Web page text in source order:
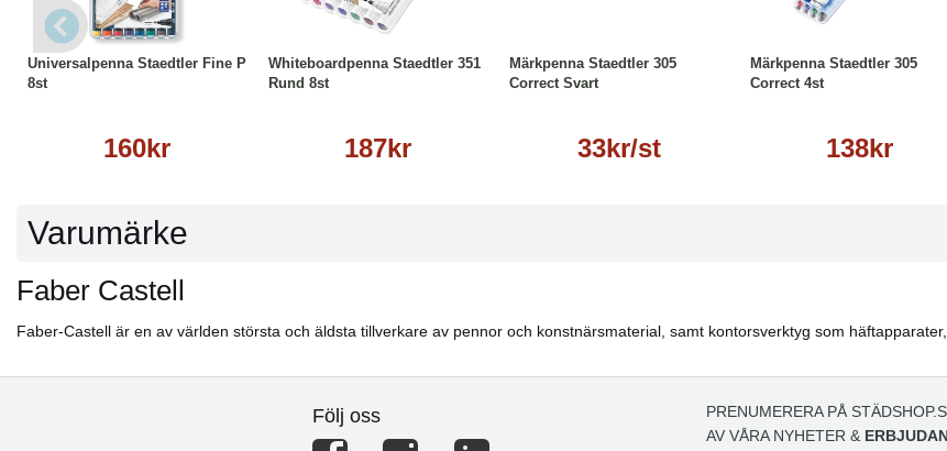
Universalpenna Staedtler Fine P
8st
160kr
Köp Läs mer
Whiteboardpenna Staedtler 351
Rund 8st
187kr
Köp
Märkpenna Staedtler 305
Correct Svart
33kr/st
Märkpenna Staedtler 305
Correct 4st
138kr
Köp
Varumärke
Faber Castell
Faber-Castell är en av världen största och äldsta tillverkare av pennor och konstnärsmaterial, samt kontorsverktyg som
Följ oss
PRENUMERERA PÅ
AV VÅRA NYHETER &